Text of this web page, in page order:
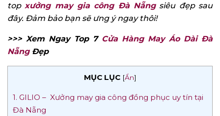
top xưởng may gia công Đà Nẵngsiêu đẹp sau
đây. Đảm bảo bạn sẽ ưng ý ngay thôi!
>>> Xem Ngay Top 7 Cửa Hàng May Áo Dài Đà
NẵngĐẹp
MỤC LỤC [Ẩn]
1. GILIO – Xưởng may gia công đồng phục uy tín tại
Đà Nẵng